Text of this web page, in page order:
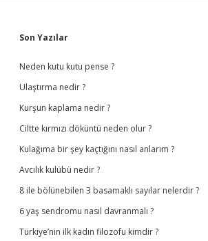
Sidebar
Son Yazılar
Neden kutu kutu pense ?
Ulaştırma nedir ?
Kurşun kaplama nedir ?
Ciltte kırmızı döküntü neden olur ?
Kulağıma bir şey kaçtığını nasıl anlarım ?
Avcılık kulübü nedir ?
8 ile bölünebilen 3 basamaklı sayılar nelerdir ?
6 yaş sendromu nasıl davranmalı ?
Türkiye’nin ilk kadın filozofu kimdir ?